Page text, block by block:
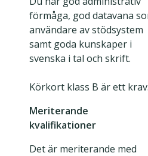
förmåga, god datavana
användare av stödsystem
samt goda kunskaper i
svenska i tal och skrift.
Körkort klass B är ett
Meriterande
kvalifikationer
Det är meriterande med